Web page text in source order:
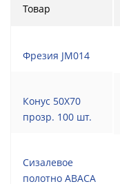
Товар
Фрезия JM014
Конус 50Х70
прозр. 100 шт.
Сизалевое
полотно ABACA